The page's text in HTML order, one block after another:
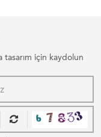
için kaydolun